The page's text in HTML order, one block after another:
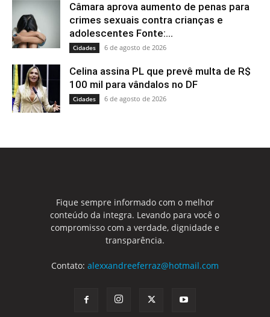
Câmara aprova aumento de penas para
crimes sexuais contra crianças e
adolescentes Fonte:...
Cidades 6 de agosto de 2026
Celina assina PL que prevê multa de R$
100 mil para vândalos no DF
Cidades 6 de agosto de 2026
Fique sempre informado com o melhor
conteúdo da integra. Levando para você o
compromisso com a verdade, dignidade e
transparência.
Contato: alexxandreeferraz@hotmail.com